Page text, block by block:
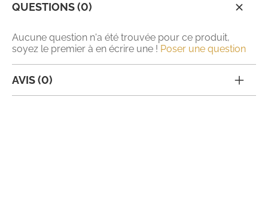
QUESTIONS (0)
Aucune question n'a été trouvée pour ce produit,
soyez le premier à en écrire une ! Poser une question
AVIS (0)